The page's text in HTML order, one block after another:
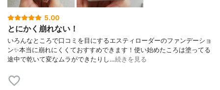
5.00
とにかく崩れない！
いろんなところで口コミを目にするエスティローダーのファンデーショ
ン✨本当に崩れにくくておすすめできます！使い始めたころは塗ってる
途中で乾いて変なムラができたりし…続きを見る